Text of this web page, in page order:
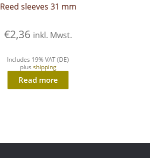
Reed sleeves 31 mm
€2,36 inkl. Mwst.
Includes 19% VAT (DE)
plus shipping
Read more